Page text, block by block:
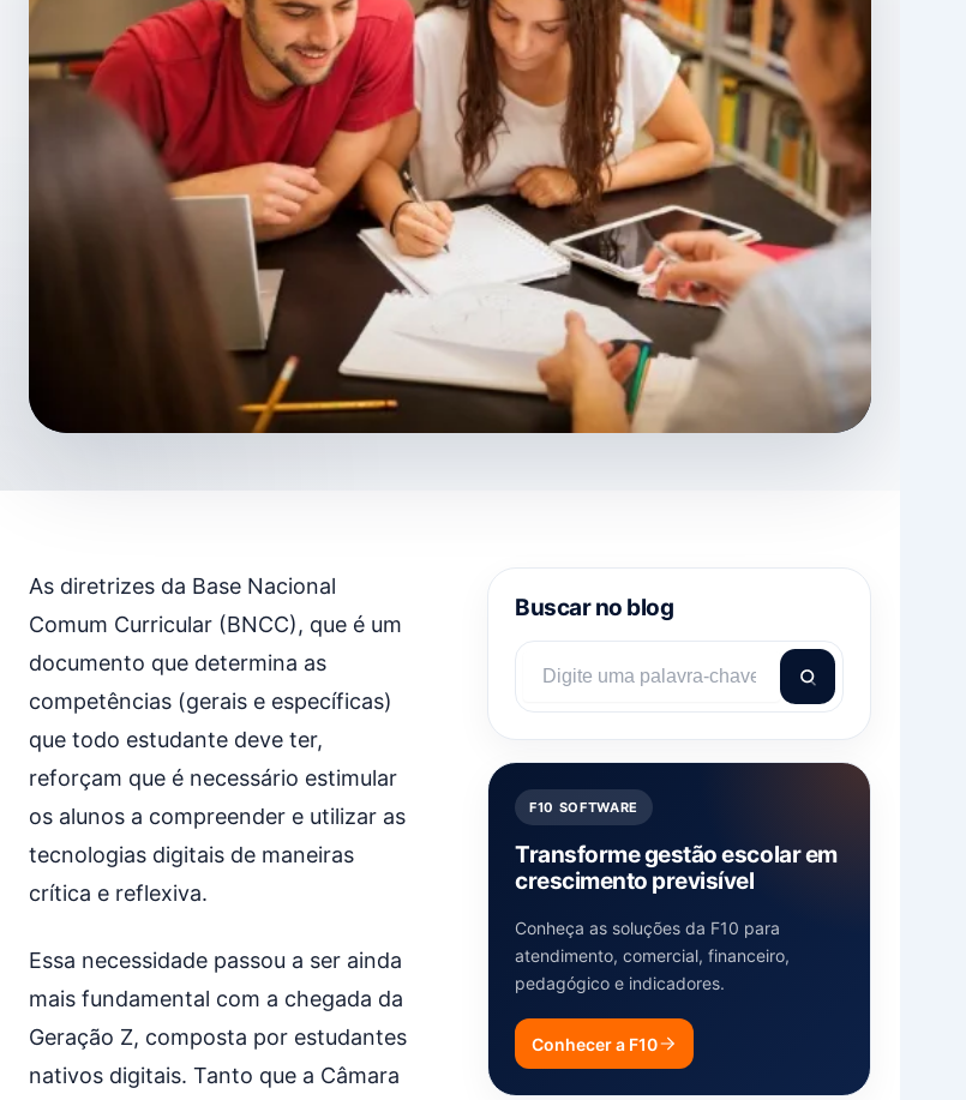
As diretrizes da Base Nacional
Comum Curricular (BNCC), que é um
documento que determina as
competências (gerais e específicas)
que todo estudante deve ter,
reforçam que é necessário estimular
os alunos a compreender e utilizar as
tecnologias digitais de maneiras
crítica e reflexiva.
Essa necessidade passou a ser ainda
mais fundamental com a chegada da
Geração Z, composta por estudantes
nativos digitais. Tanto que a Câmara
Buscar no blog
F10 SOFTWARE
Transforme gestão escolar em
crescimento previsível
Conheça as soluções da F10 para
atendimento, comercial, financeiro,
pedagógico e indicadores.
Conhecer a F10